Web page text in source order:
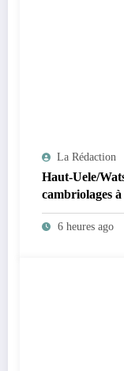
La Rédaction
Haut-Uele/
cambriolages
Ngahangondi
dispositif
6 heures ago